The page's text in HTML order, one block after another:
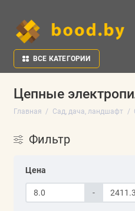
ВСЕ КАТЕГОРИИ
Цепные
Главная Сад, дача, ландшафт
Фильтр
Цена
-